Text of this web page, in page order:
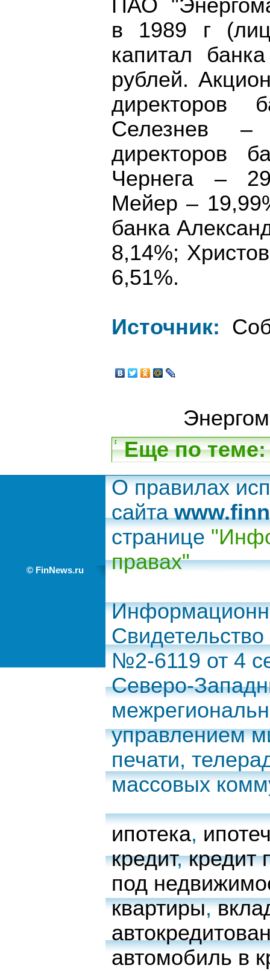
ПАО
в 1989 г
капитал
рублей.
директоров
Селезнев –
директоров
Чернега –
Мейер –
банка
8,14%;
6,51%.
Источник:
Еще по теме:
© FinNews.ru
О правилах
сайта
странице
правах"
№2-6119 от 4
Северо-
управлением
печати,
массовых
ипотека,
кредит,кредит
под
квартиры,
автомобиль в